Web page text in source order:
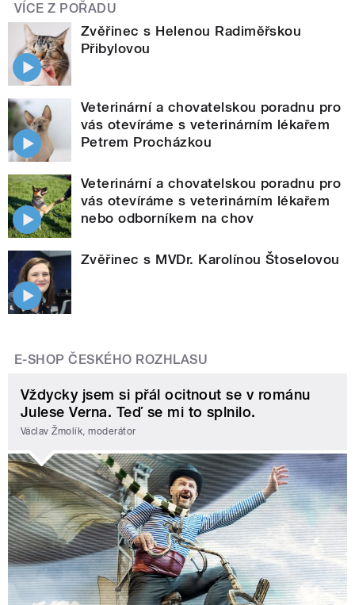
VÍCE Z POŘADU
Zvěřinec s Helenou Radiměřskou
Přibylovou
Veterinární a chovatelskou poradnu pro
vás otevíráme s veterinárním lékařem
Petrem Procházkou
Veterinární a chovatelskou poradnu pro
vás otevíráme s veterinárním lékařem
nebo odborníkem na chov
Zvěřinec s MVDr. Karolínou Štoselovou
E-SHOP ČESKÉHO ROZHLASU
Vždycky jsem si přál ocitnout se v románu
Julese Verna. Teď se mi to splnilo.
Václav Žmolík, moderátor